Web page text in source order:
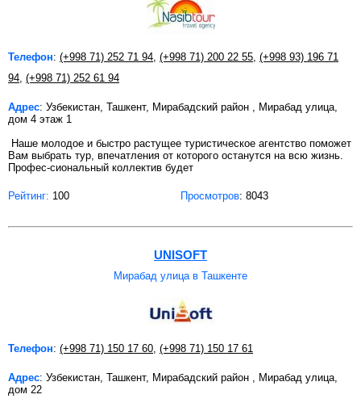
Телефон: (+998 71) 252 71 94, (+998 71) 200 22 55, (+998 93) 196 71
94, (+998 71) 252 61 94
Адрес: Узбекистан, Ташкент, Мирабадский район , Мирабад улица,
дом 4 этаж 1
Наше молодое и быстро растущее туристическое агентство поможет
Вам выбрать тур, впечатления от которого останутся на всю жизнь.
Профес-сиональный коллектив будет
Рейтинг: 100 Просмотров: 8043
UNISOFT
Мирабад улица в Ташкенте
Телефон: (+998 71) 150 17 60, (+998 71) 150 17 61
Адрес: Узбекистан, Ташкент, Мирабадский район , Мирабад улица,
дом 22